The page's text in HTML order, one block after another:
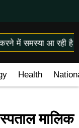
में समस्या आ रही है।
Health
मालिक